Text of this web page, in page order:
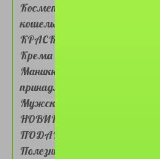
Косметички, сумочки,
кошельки
КРАСКА ДЛЯ ВОЛОС
Крема для лица и глаз
Маникюрные
принадлежности
Мужская косметика
НОВИНКИ
ПОДАРКИ
Полезные товары